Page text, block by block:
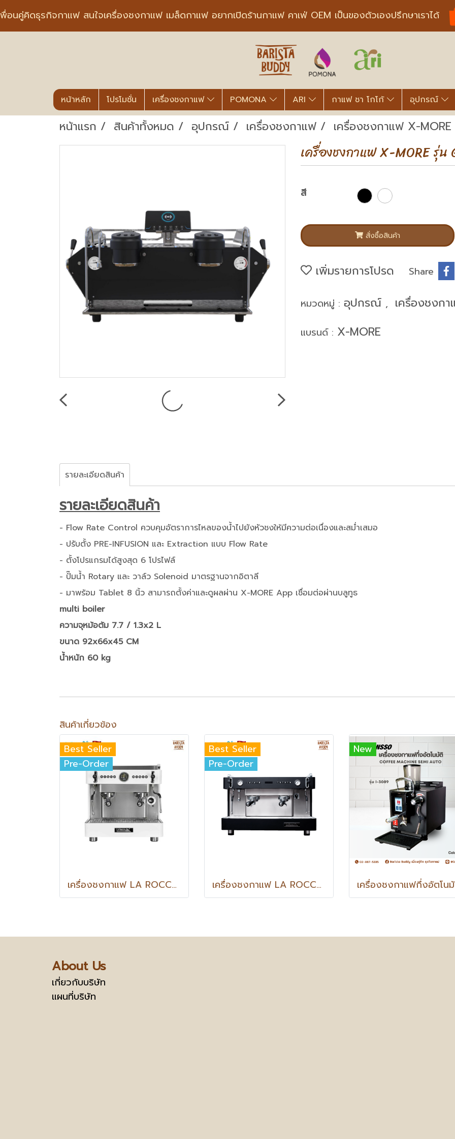
นคู่คิดธุรกิจกาแฟ สนใจเครื่องชงกาแฟ เมล็ดกาแฟ อยากเปิดร้านกาแฟ คาเฟ่ OEM เป็นของตัวเองปรึกษาเราได้
หน้าหลัก โปรโมชั่น เครื่องชงกาแฟ POMONA ARI กาแฟ ชา โกโก้ อุปกรณ์
หน้าแรก สินค้าทั้งหมด อุปกรณ์ เครื่องชงกาแฟ เครื่องชงกาแฟ X-
เครื่องชงกาแฟ X-MORE รุ่น
สี
สั่งซื้อสินค้า
เพิ่มรายการโปรด Share
หมวดหมู่ : อุปกรณ์ , เครื่องชงก
แบรนด์ : X-MORE
รายละเอียดสินค้า
รายละเอียดสินค้า
- Flow Rate Control ควบคุมอัตราการไหลของน้ำไปยังหัวชงให้มีความต่อเนื่องและสม่ำเสมอ
- ปรับตั้ง PRE-INFUSION และ Extraction แบบ Flow Rate
- ตั้งโปรแกรมได้สูงสุด 6 โปรไฟล์
- ปั๊มน้ำ Rotary และ วาล์ว Solenoid มาตรฐานจากอิตาลี
- มาพร้อม Tablet 8 นิ้ว สามารถตั้งค่าและดูผลผ่าน X-MORE App เชื่อมต่อผ่านบลูทูธ
multi boiler
ความจุหม้อต้ม 7.7 / 1.3x2 L
ขนาด 92x66x45 CM
น้ำหนัก 60 kg
สินค้าเกี่ยวข้อง
Best Seller
Pre-Order
เครื่องชงกาแฟ LA ROCCA VENEZIA COMPACT 2G
Best Seller
Pre-Order
เครื่องชงกาแฟ LA ROCCA VENEZIA CLASSIC 2G
New
About Us
เกี่ยวกับบริษัท
แผนที่บริษัท